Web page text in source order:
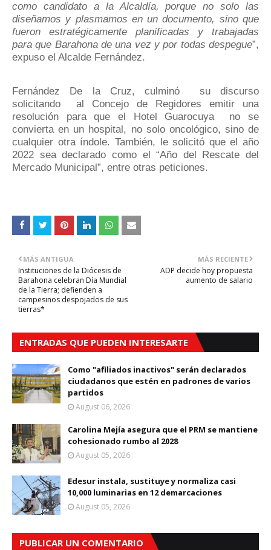
como candidato a la Alcaldía, porque no solo las
diseñamos y plasmamos en un documento, sino que
fueron estratégicamente planificadas y trabajadas
para que Barahona de una vez y por todas despegue”,
expuso el Alcalde Fernández.
Fernández De la Cruz, culminó su discurso
solicitando al Concejo de Regidores emitir una
resolución para que el Hotel Guarocuya
no se
convierta en un hospital, no solo oncológico, sino de
cualquier otra índole. También, le solicitó que el año
2022 sea declarado como el “Año del Rescate del
Mercado Municipal”, entre otras peticiones.
MÁS RECIENTE
ADP decide hoy propuesta
aumento de salario
MÁS ANTIGUA
Instituciones de la Diócesis de
Barahona celebran Día Mundial
de la Tierra; defienden a
campesinos despojados de sus
tierras*
ENTRADAS QUE PUEDEN INTERESARTE
Como "afiliados inactivos" serán declarados
ciudadanos que estén en padrones de varios
partidos
August 06, 2026
Carolina Mejía asegura que el PRM se mantiene
cohesionado rumbo al 2028
August 05, 2026
Edesur instala, sustituye y normaliza casi
10,000 luminarias en 12 demarcaciones
August 05, 2026
PUBLICAR UN COMENTARIO